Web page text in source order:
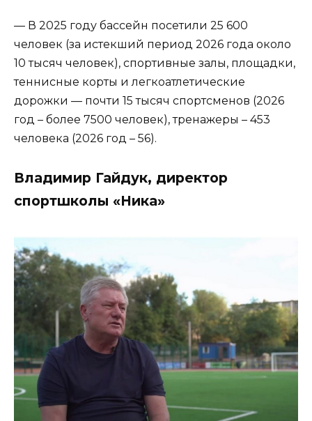
— В 2025 году бассейн посетили 25 600
человек (за истекший период 2026 года около
10 тысяч человек), спортивные залы, площадки,
теннисные корты и легкоатлетические
дорожки — почти 15 тысяч спортсменов (2026
год – более 7500 человек), тренажеры – 453
человека (2026 год – 56).
Владимир Гайдук, директор
спортшколы «Ника»